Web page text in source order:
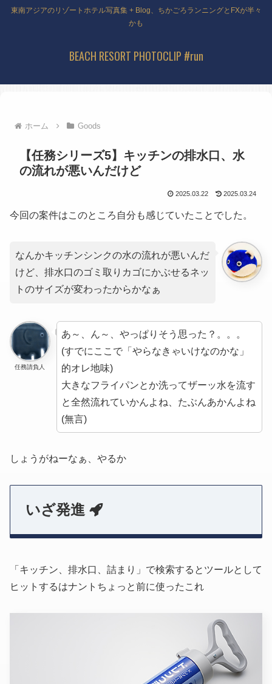
東南アジアのリゾートホテル写真集 + Blog、ちかごろランニングとFXが半々
かも
BEACH RESORT PHOTOCLIP #run
ホーム Goods
【任務シリーズ5】キッチンの排水口、水
の流れが悪いんだけど
2025.03.22 2025.03.24
今回の案件はこのところ自分も感じていたことでした。
なんかキッチンシンクの水の流れが悪いんだ
けど、排水口のゴミ取りカゴにかぶせるネッ
トのサイズが変わったからかなぁ
任務請負人
あ～、ん～、やっぱりそう思った？。。。
(すでにここで「やらなきゃいけなのかな」
的オレ地味)
大きなフライパンとか洗ってザーッ水を流す
と全然流れていかんよね、たぶんあかんよね
(無言)
しょうがねーなぁ、やるか
いざ発進
「キッチン、排水口、詰まり」で検索するとツールとして
ヒットするはナントちょっと前に使ったこれ